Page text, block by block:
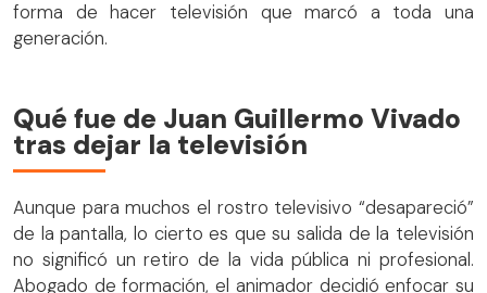
forma de hacer televisión que marcó a toda una
generación.
Qué fue de Juan Guillermo Vivado
tras dejar la televisión
Aunque para muchos el rostro televisivo “desapareció”
de la pantalla, lo cierto es que su salida de la televisión
no significó un retiro de la vida pública ni profesional.
Abogado de formación, el animador decidió enfocar su